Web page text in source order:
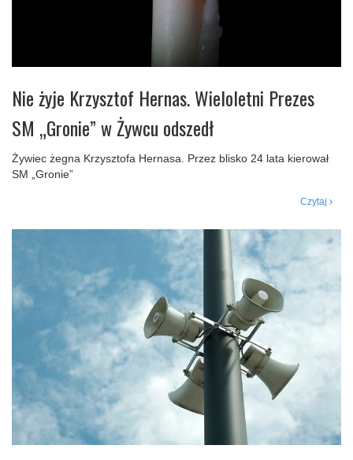
Nie żyje Krzysztof Hernas. Wieloletni Prezes
SM „Gronie” w Żywcu odszedł
Żywiec żegna Krzysztofa Hernasa. Przez blisko 24 lata kierował
SM „Gronie”
Czytaj